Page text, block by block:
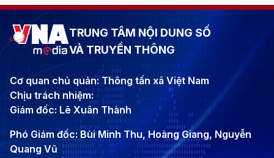
TRUNG TÂM NỘI DUNG SỐ
VÀ TRUYỀN THÔNG
Cơ quan chủ quản: Thông tấn xã Việt Nam
Chịu trách nhiệm:
Giám đốc: Lê Xuân Thành
Phó Giám đốc: Bùi Minh Thu, Hoàng Giang, Nguyễn
Quang Vũ